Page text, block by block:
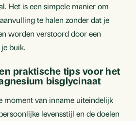
Het is een simpele manier om
te halen zonder dat je
worden verstoord door een
buik.
praktische tips voor het
bisglycinaat
moment van inname uiteindelijk
levensstijl en de doelen